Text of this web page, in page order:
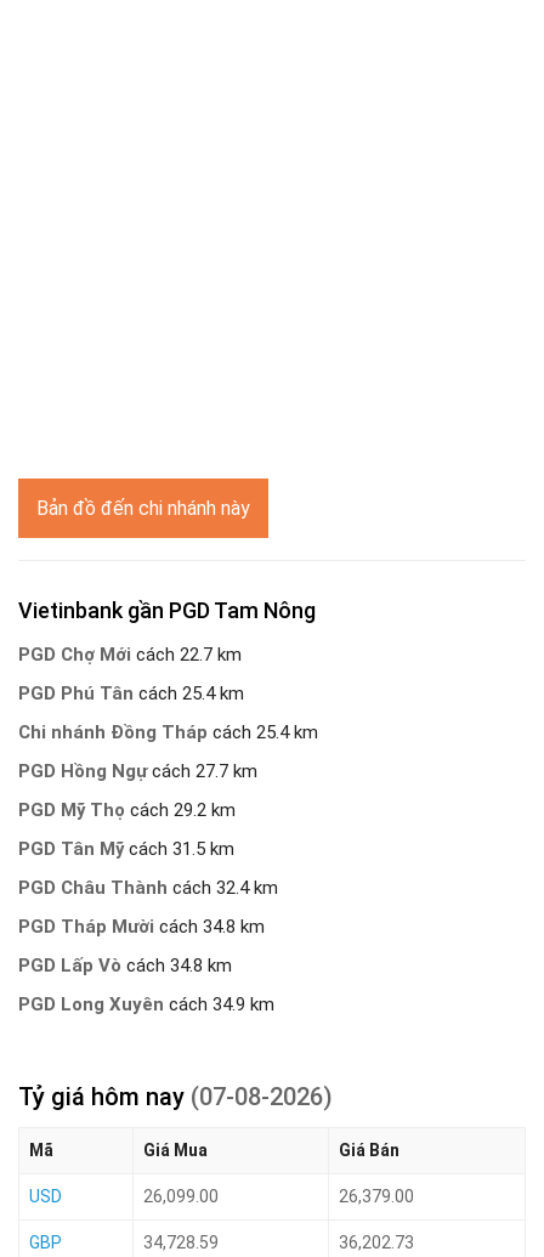
Bản đồ đến chi nhánh này
Vietinbank gần PGD Tam Nông
PGD Chợ Mới cách 22.7 km
PGD Phú Tân cách 25.4 km
Chi nhánh Đồng Tháp cách 25.4 km
PGD Hồng Ngựcách 27.7 km
PGD Mỹ Thọ cách 29.2 km
PGD Tân Mỹcách 31.5 km
PGD Châu Thành cách 32.4 km
PGD Tháp Mười cách 34.8 km
PGD Lấp Vò cách 34.8 km
PGD Long Xuyên cách 34.9 km
Tỷ giá hôm nay (07-08-2026)
Mã Giá Mua Giá Bán
USD 26,099.00 26,379.00
GBP 34,728.59 36,202.73